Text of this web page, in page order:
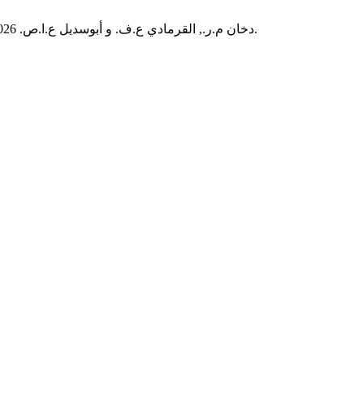
دخان م.ر., القرمادي ع.ف. و أبوسديل ع.ا.ص. 2026. تقييم النمط المكاني لانتشار مرض الليشمانيا الجلدية في بلدية الخمس، ليبيا: الليشمانيا الجلدية.